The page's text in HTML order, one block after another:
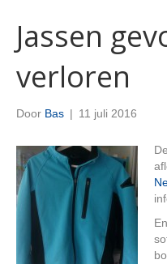
Jassen
verloren
Door Bas | 11 juli 2016